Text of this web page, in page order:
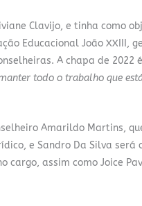
Clavijo, e tinha como
Educacional João XXIII,
A chapa de 2022
todo o trabalho que
Amarildo Martins,
e Sandro Da Silva será
assim como Joice